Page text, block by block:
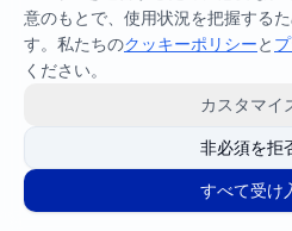
意のもとで、使用状況を把握する
す。私たちのクッキーポリシーと
ください。
カスタマイ
非必須を拒
すべて受け